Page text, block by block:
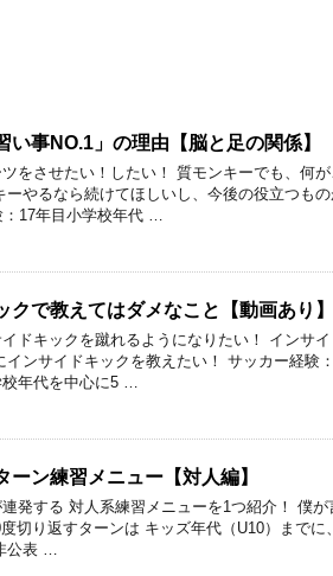
い事NO.1」の理由【脳と足の関係】
をさせたい！したい！ 質モンキーでも、何
ーやるなら続けてほしいし、今後の役立つも
：17年目小学校年代 …
クで教えてはダメなこと【動画あり】
ドキックを蹴れるようになりたい！ インサ
インサイドキックを教えたい！ サッカー経験
年代を中心に5 …
ーン練習メニュー【対人編】
発する 対人系練習メニューを1つ紹介！ 僕が
切り返すターンは キッズ年代（U10）までに
公表 …